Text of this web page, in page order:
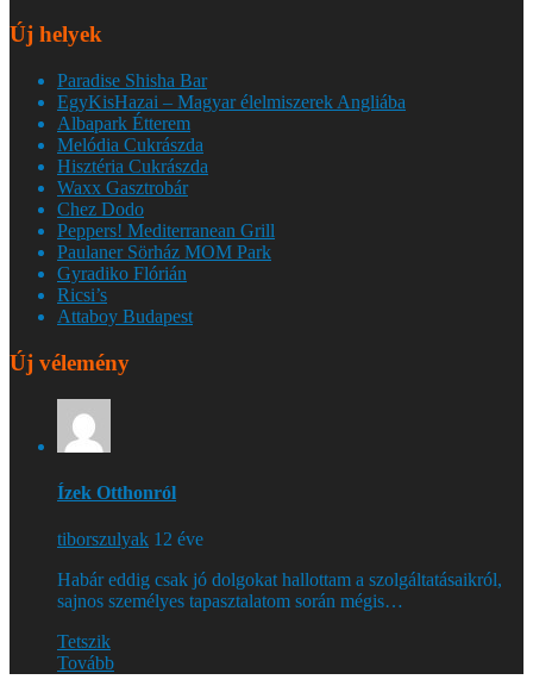
Új helyek
Paradise Shisha Bar
EgyKisHazai – Magyar élelmiszerek Angliába
Albapark Étterem
Melódia Cukrászda
Hisztéria Cukrászda
Waxx Gasztrobár
Chez Dodo
Peppers! Mediterranean Grill
Paulaner Sörház MOM Park
Gyradiko Flórián
Ricsi’s
Attaboy Budapest
Új vélemény
Ízek Otthonról
tiborszulyak 12 éve
Habár eddig csak jó dolgokat hallottam a szolgáltatásaikról,
sajnos személyes tapasztalatom során mégis…
Tetszik
Tovább